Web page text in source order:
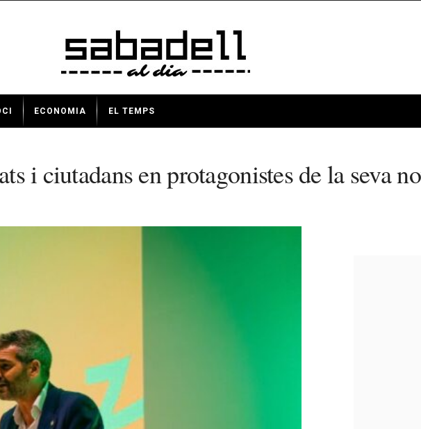
ECONOMIA EL TEMPS
i ciutadans en protagonistes de la seva